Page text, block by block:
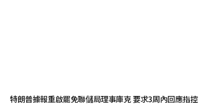
特朗普據報重啟罷免聯儲局理事庫克 要求3周內回應指控